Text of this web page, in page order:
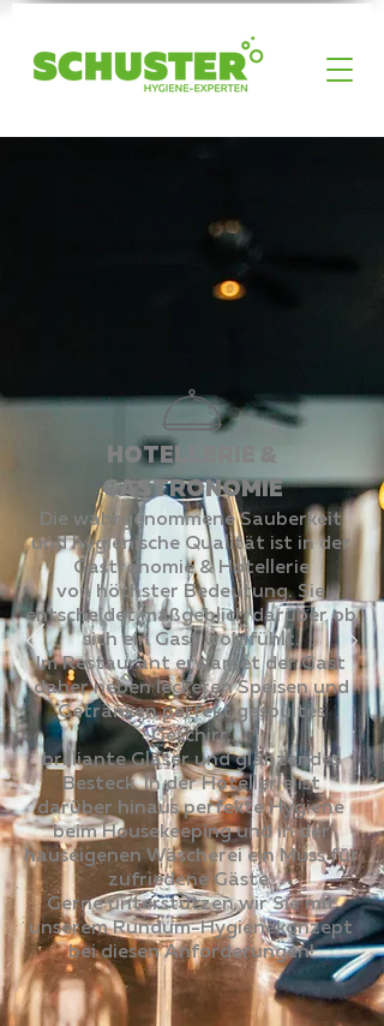
HOTELLERIE &
GASTRONOMIE
Die wahrgenommene Sauberkeit
und hygienische Qualität ist in der
Gastronomie & Hotellerie
von höchster Bedeutung. Sie
entscheidet maßgeblich darüber ob
sich ein Gast wohlfühlt.
Im Restaurant erwartet der Gast
daher neben leckeren Speisen und
Getränken perfekt gespültes
Geschirr,
brilliante Gläser und glänzendes
Besteck. In der Hotellerie ist
darüber hinaus perfekte Hygiene
beim Housekeeping und in der
hauseigenen Wäscherei ein Muss für
zufriedene Gäste.
Gerne unterstützen wir Sie mit
unserem Rundum-Hygienekonzept
bei diesen Anforderungen!